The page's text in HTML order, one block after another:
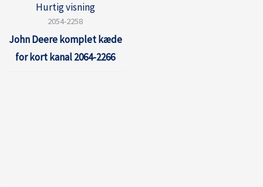
Hurtig visning
2054-2258
John Deere komplet kæde
for kort kanal 2064-2266